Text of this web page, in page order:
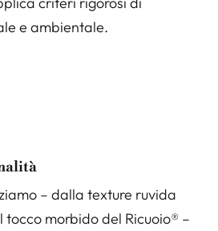
e ambientale.
– dalla texture ruvida
morbido del Ricuoio® –